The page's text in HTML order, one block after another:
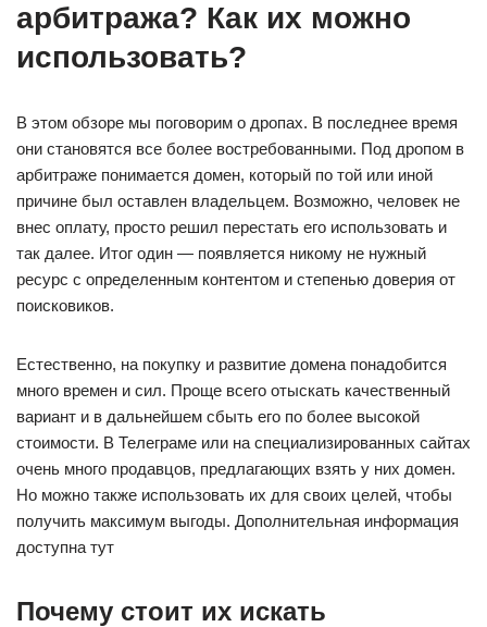
арбитража? Как их можно
использовать?
В этом обзоре мы поговорим о дропах. В последнее время
они становятся все более востребованными. Под дропом в
арбитраже понимается домен, который по той или иной
причине был оставлен владельцем. Возможно, человек не
внес оплату, просто решил перестать его использовать и
так далее. Итог один — появляется никому не нужный
ресурс с определенным контентом и степенью доверия от
поисковиков.
Естественно, на покупку и развитие домена понадобится
много времен и сил. Проще всего отыскать качественный
вариант и в дальнейшем сбыть его по более высокой
стоимости. В Телеграме или на специализированных сайтах
очень много продавцов, предлагающих взять у них домен.
Но можно также использовать их для своих целей, чтобы
получить максимум выгоды. Дополнительная информация
доступна тут
Почему стоит их искать